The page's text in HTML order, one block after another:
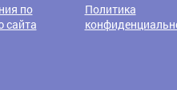
по
сайта
Политика